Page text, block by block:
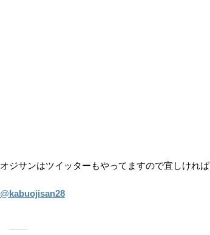
オジサンはツイッターもやってますので宜しけれ
@kabuojisan28